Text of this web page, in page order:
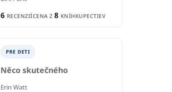
6 RECENZIÍCENA Z 8 KNÍHKUPECTIEV
PRE DETI
Něco skutečného
Erin Watt